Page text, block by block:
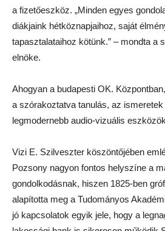
a fizetőeszköz. „Minden egyes
diákjaink hétköznapjaihoz, saját
tapasztalataihoz kötünk.” – mondta a
elnöke.
Ahogyan a budapesti OK.
a szórakoztatva tanulás, az
legmodernebb audio-vizuális
Vizi E. Szilveszter köszöntőjében
Pozsony nagyon fontos helyszíne a
gondolkodásnak, hiszen 1825-ben
alapította meg a Tudományos
jó kapcsolatok egyik jele, hogy a